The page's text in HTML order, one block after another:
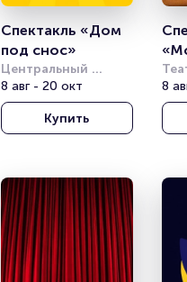
Спектакль «Дом
под снос»
Центральный
академический
театр Российской
8 авг - 20 окт
Купить
8